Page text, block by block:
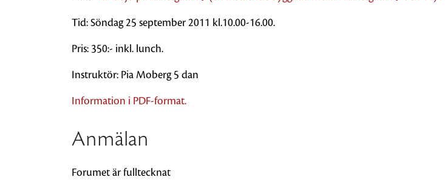
Tid: Söndag 25 september 2011 kl.10.00-16.00.
Pris: 350:- inkl. lunch.
Instruktör: Pia Moberg 5 dan
Information i PDF-format.
Anmälan
Forumet är fulltecknat